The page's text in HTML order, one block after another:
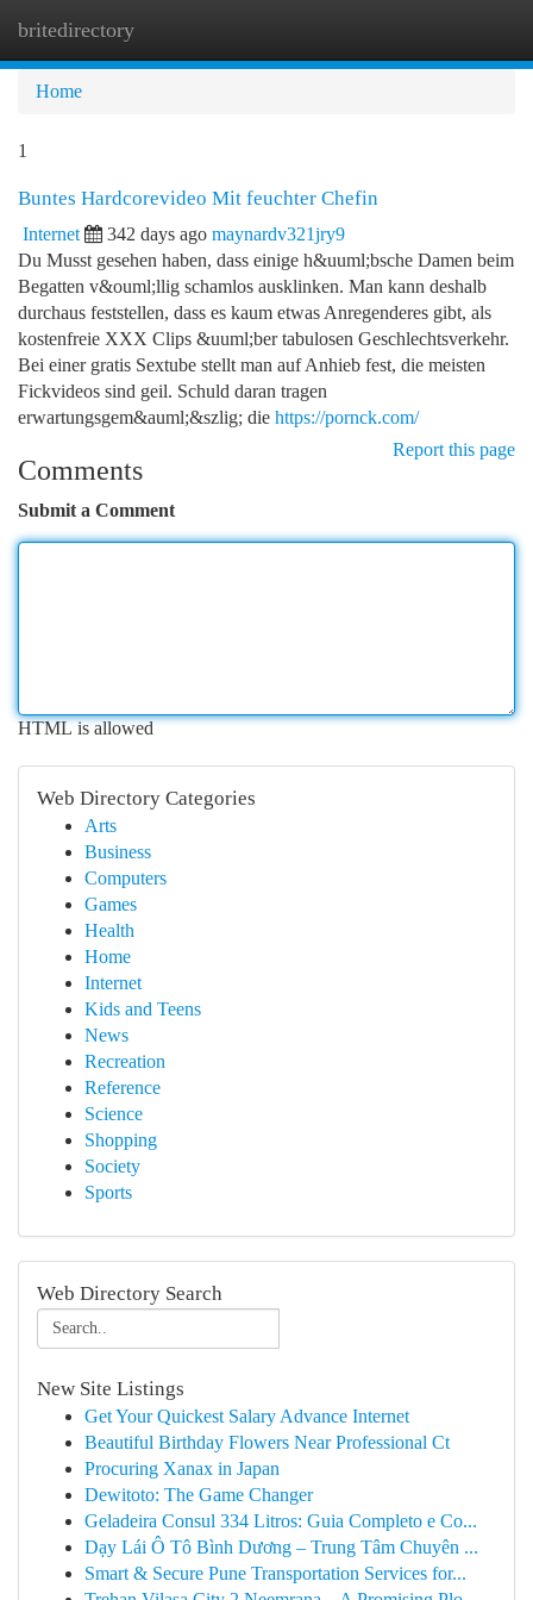
britedirectory
Home
1
Buntes Hardcorevideo Mit feuchter Chefin
Internet 342 days ago maynardv321jry9
Du Musst gesehen haben, dass einige h&uuml;bsche Damen beim
Begatten v&ouml;llig schamlos ausklinken. Man kann deshalb
durchaus feststellen, dass es kaum etwas Anregenderes gibt, als
kostenfreie XXX Clips &uuml;ber tabulosen Geschlechtsverkehr.
Bei einer gratis Sextube stellt man auf Anhieb fest, die meisten
Fickvideos sind geil. Schuld daran tragen
erwartungsgem&auml;&szlig; die https://pornck.com/
Report this page
Comments
Submit a Comment
HTML is allowed
Web Directory Categories
Arts
Business
Computers
Games
Health
Home
Internet
Kids and Teens
News
Recreation
Reference
Science
Shopping
Society
Sports
Web Directory Search
New Site Listings
Get Your Quickest Salary Advance Internet
Beautiful Birthday Flowers Near Professional Ct
Procuring Xanax in Japan
Dewitoto: The Game Changer
Geladeira Consul 334 Litros: Guia Completo e Co...
Dạy Lái Ô Tô Bình Dương – Trung Tâm Chuyên ...
Smart & Secure Pune Transportation Services for...